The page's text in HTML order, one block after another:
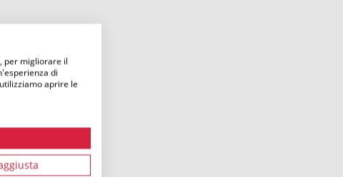
per migliorare il
di
aprire le